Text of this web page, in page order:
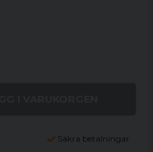
Säkra betalningar